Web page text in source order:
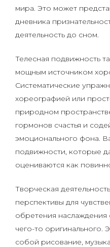
мира. Это может
дневника
деятельность до сном.
Телесная подвижность
мощным источником
Систематические
хореографией или
природном
гормонов счастья и
эмоционального фона.
подвижности, которые
оцениваются как
Творческая
перспективы для
обретения наслаждения
чего-то оригинального.
собой рисование,